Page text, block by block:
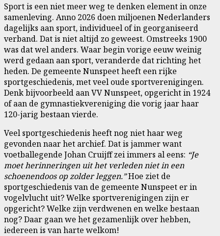
Sport is een niet meer weg te denken element in onze
samenleving. Anno 2026 doen miljoenen Nederlanders
dagelijks aan sport, individueel of in georganiseerd
verband. Dat is niet altijd zo geweest. Omstreeks 1900
was dat wel anders. Waar begin vorige eeuw weinig
werd gedaan aan sport, veranderde dat richting het
heden. De gemeente Nunspeet heeft een rijke
sportgeschiedenis, met veel oude sportverenigingen.
Denk bijvoorbeeld aan VV Nunspeet, opgericht in 1924
of aan de gymnastiekvereniging die vorig jaar haar
120-jarig bestaan vierde.
Veel sportgeschiedenis heeft nog niet haar weg
gevonden naar het archief. Dat is jammer want
voetballegende Johan Cruijff zei immers al eens: “Je
moet herinneringen uit het verleden niet in een
schoenendoos op zolder leggen.”Hoe ziet de
sportgeschiedenis van de gemeente Nunspeet er in
vogelvlucht uit? Welke sportverenigingen zijn er
opgericht? Welke zijn verdwenen en welke bestaan
nog? Daar gaan we het gezamenlijk over hebben,
iedereen is van harte welkom!